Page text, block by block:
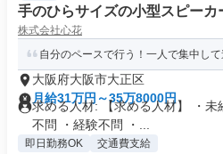
手のひらサイズの小型スピーカ
株式会社心花
自分のペースで行う！一人で集中し
大阪府大阪市大正区
月給31万円～35万8000円
求める人材: 【求める人材】 ・
不問 ・経験不問 ・...
即日勤務OK 交通費支給